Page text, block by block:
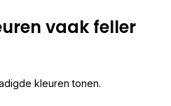
vaak feller
kleuren tonen.